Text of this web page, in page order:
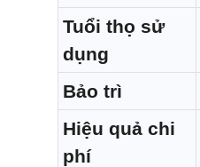
Tuổi thọ sử
dụng
Bảo trì
Hiệu quả chi
phí